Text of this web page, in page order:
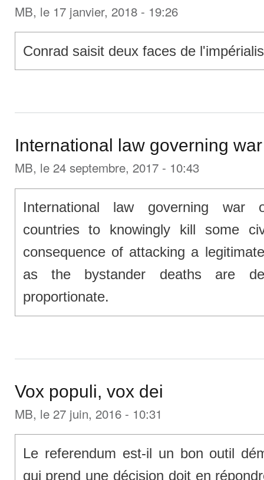
MB, le 17 janvier, 2018 - 19:26
Conrad saisit deux faces de
International law governing war
MB, le 24 septembre, 2017 - 10:43
International law governing war
countries to knowingly kill some
consequence of attacking a
as the bystander deaths are
proportionate.
Vox populi, vox dei
MB, le 27 juin, 2016 - 10:31
Le referendum est-il un bon outil
qui prend une décision doit en